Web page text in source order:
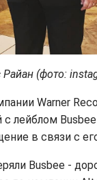
(фото:
Warner
лейблом
в связи с
Busbee -